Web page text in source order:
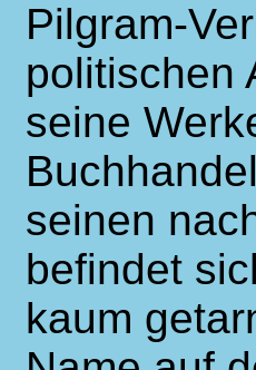
Pilgram-
politischen
seine
seinen
befindet
kaum